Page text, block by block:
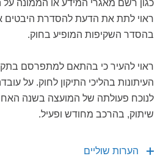
כגון רשם מאגרי המידע או הממונה על
ראוי לתת את הדעת להסדרת היבטים
בהסדר השקיפות המופיע בחוק.
ראוי להעיר כי בהתאם למתפרסם
העיתונות בהליכי התיקון לחוק. על
לנוכח פעולתה של המועצה בשנה
שיתוק, בהרכב מחודש ופעיל.
הערות שוליים